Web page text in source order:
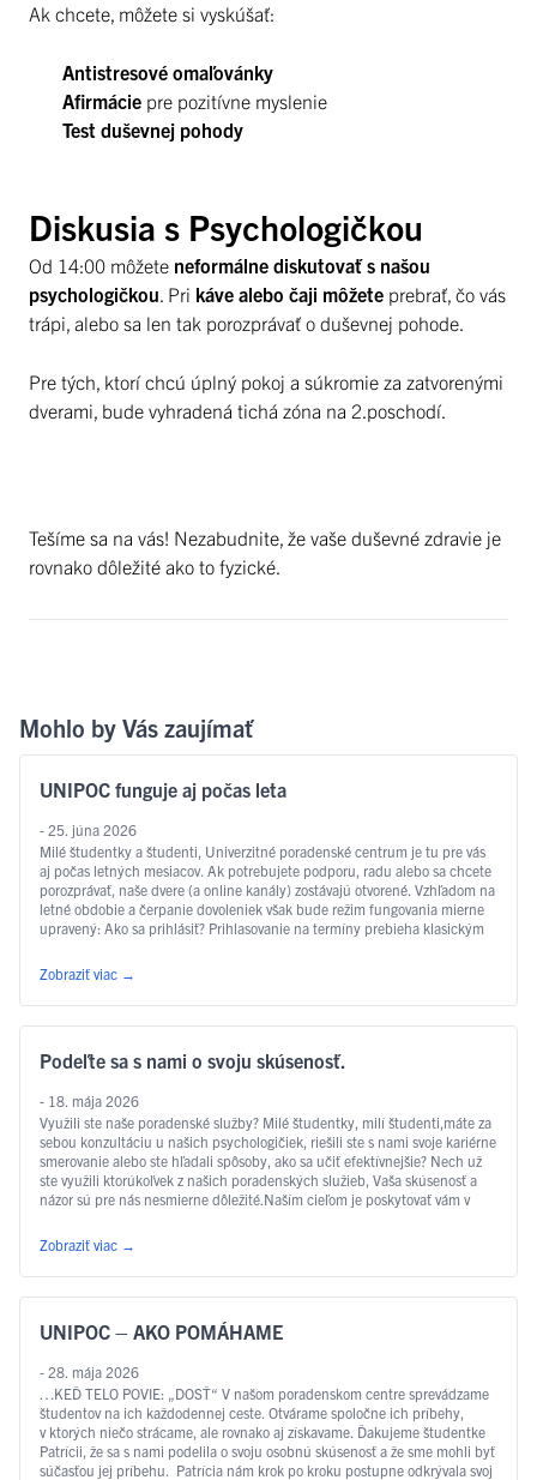
Ak chcete, môžete si vyskúšať:
Antistresové omaľovánky
Afirmácie pre pozitívne myslenie
Test duševnej pohody
Diskusia s Psychologičkou
Od 14:00 môžete neformálne diskutovať s našou
psychologičkou . Pri káve alebo čaji môžete prebrať, čo vás
trápi, alebo sa len tak porozprávať o duševnej pohode.
Pre tých, ktorí chcú úplný pokoj a súkromie za zatvorenými
dverami, bude vyhradená tichá zóna na 2.poschodí.
Tešíme sa na vás! Nezabudnite, že vaše duševné zdravie je
rovnako dôležité ako to fyzické.
Mohlo by Vás zaujímať
UNIPOC funguje aj počas leta
- 25. júna 2026
Milé študentky a študenti, Univerzitné poradenské centrum je tu pre vás
aj počas letných mesiacov. Ak potrebujete podporu, radu alebo sa chcete
porozprávať, naše dvere (a online kanály) zostávajú otvorené. Vzhľadom na
letné obdobie a čerpanie dovoleniek však bude režim fungovania mierne
upravený: Ako sa prihlásiť? Prihlasovanie na termíny prebieha klasickým
Zobraziť viac
→
Podeľte sa s nami o svoju skúsenosť.
- 18. mája 2026
Využili ste naše poradenské služby? Milé študentky, milí študenti,máte za
sebou konzultáciu u našich psychologičiek, riešili ste s nami svoje kariérne
smerovanie alebo ste hľadali spôsoby, ako sa učiť efektívnejšie? Nech už
ste využili ktorúkoľvek z našich poradenských služieb, Vaša skúsenosť a
názor sú pre nás nesmierne dôležité.Naším cieľom je poskytovať vám v
Zobraziť viac
→
UNIPOC – AKO POMÁHAME
- 28. mája 2026
…KEĎ TELO POVIE: „DOSŤ“ V našom poradenskom centre sprevádzame
študentov na ich každodennej ceste. Otvárame spoločne ich príbehy,
v ktorých niečo strácame, ale rovnako aj získavame. Ďakujeme študentke
Patrícii, že sa s nami podelila o svoju osobnú skúsenosť a že sme mohli byť
súčasťou jej príbehu. Patrícia nám krok po kroku postupne odkrývala svoj